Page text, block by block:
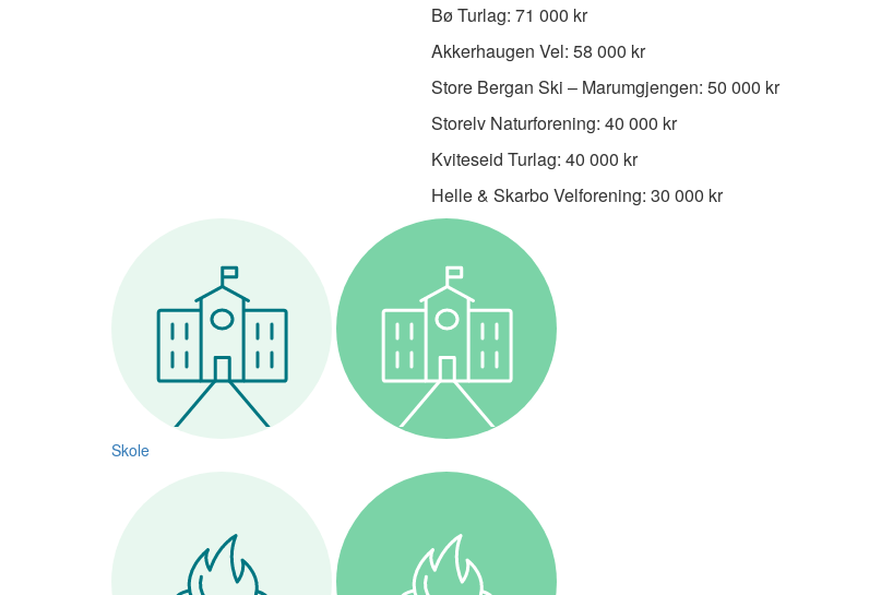
Bø Turlag: 71 000 kr
Akkerhaugen Vel: 58 000 kr
Store Bergan Ski – Marumgjengen: 50 000 kr
Storelv Naturforening: 40 000 kr
Kviteseid Turlag: 40 000 kr
Helle & Skarbo Velforening: 30 000 kr
Skole